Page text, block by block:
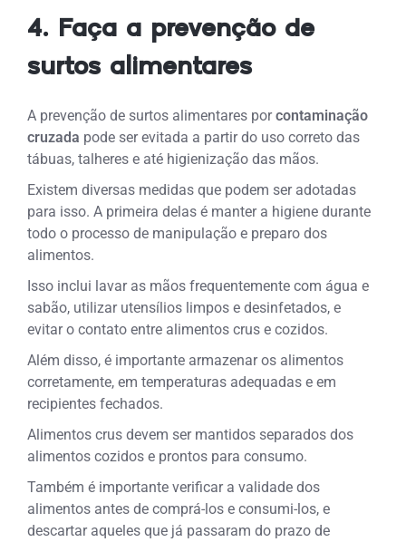
4. Faça a prevenção de
surtos alimentares
A prevenção de surtos alimentares porcontaminação
cruzada pode ser evitada a partir do uso correto das
tábuas, talheres e até higienização das mãos.
Existem diversas medidas que podem ser adotadas
para isso. A primeira delas é manter a higiene durante
todo o processo de manipulação e preparo dos
alimentos.
Isso inclui lavar as mãos frequentemente com água e
sabão, utilizar utensílios limpos e desinfetados, e
evitar o contato entre alimentos crus e cozidos.
Além disso, é importante armazenar os alimentos
corretamente, em temperaturas adequadas e em
recipientes fechados.
Alimentos crus devem ser mantidos separados dos
alimentos cozidos e prontos para consumo.
Também é importante verificar a validade dos
alimentos antes de comprá-los e consumi-los, e
descartar aqueles que já passaram do prazo de